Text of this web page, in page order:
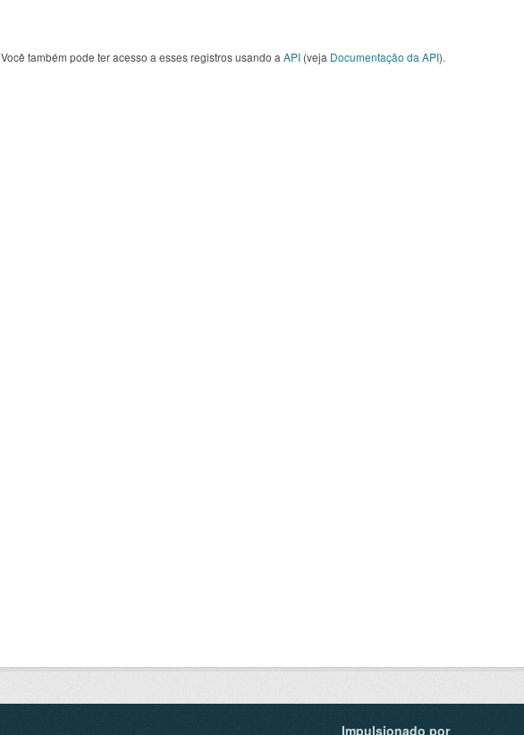
Você também pode ter acesso a esses registros usando a API (veja Documentação da API).
Impulsionado por